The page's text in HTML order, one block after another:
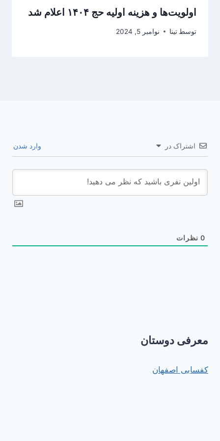
اولویت‌ها و هزینه اولیه حج ۱۴۰۴ اعلام شد
توسط تینا نوامبر 5, 2024
اشتراک در وارد شدن
0 نظرات
معرفی دوستان
کفسابی اصفهان